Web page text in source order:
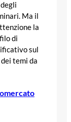
Ma il
la
di
sul
temi da